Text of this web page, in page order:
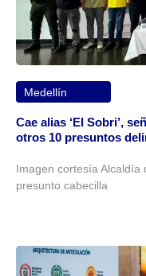
Medellín
Cae alias ‘El Sobri’,
otros 10 presuntos
Imagen cortesía Alcaldía
presunto cabecilla